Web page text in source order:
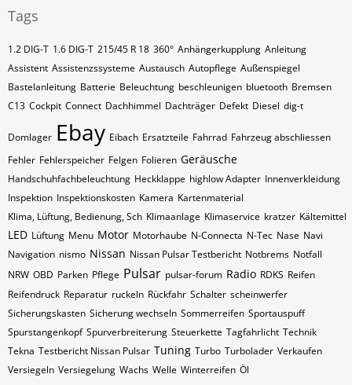
Tags
1.2 DIG-T 1.6 DIG-T 215/45 R 18 360° Anhängerkupplung Anleitung
Assistent Assistenzssysteme Austausch Autopflege Außenspiegel
Bastelanleitung Batterie Beleuchtung beschleunigen bluetooth Bremsen
C13 Cockpit Connect Dachhimmel Dachträger Defekt Diesel dig-t
Domlager Ebay Eibach Ersatzteile Fahrrad Fahrzeug abschliessen
Fehler Fehlerspeicher Felgen Folieren Geräusche
Handschuhfachbeleuchtung Heckklappe highlow Adapter Innenverkleidung
Inspektion Inspektionskosten Kamera Kartenmaterial
Klima, Lüftung, Bedienung, Sch Klimaanlage Klimaservice kratzer Kältemittel
LED Lüftung Menu Motor Motorhaube N-Connecta N-Tec Nase Navi
Navigation nismo Nissan Nissan Pulsar Testbericht Notbrems Notfall
NRW OBD Parken Pflege Pulsar pulsar-forum Radio RDKS Reifen
Reifendruck Reparatur ruckeln Rückfahr Schalter scheinwerfer
Sicherungskasten Sicherung wechseln Sommerreifen Sportauspuff
Spurstangenkopf Spurverbreiterung Steuerkette Tagfahrlicht Technik
Tekna Testbericht Nissan Pulsar Tuning Turbo Turbolader Verkaufen
Versiegeln Versiegelung Wachs Welle Winterreifen Öl